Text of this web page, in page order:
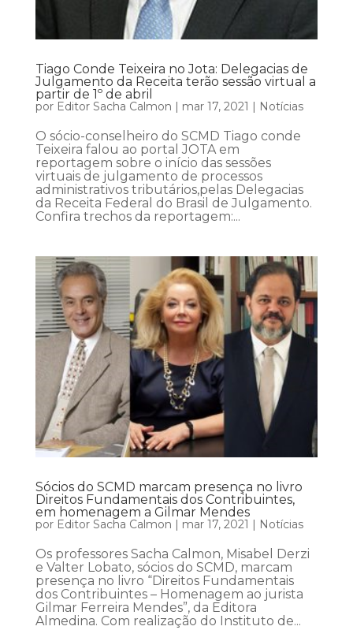
Tiago Conde Teixeira no Jota: Delegacias de
Julgamento da Receita terão sessão virtual a
partir de 1º de abril
por Editor Sacha Calmon | mar 17, 2021 | Notícias
O sócio-conselheiro do SCMD Tiago conde
Teixeira falou ao portal JOTA em
reportagem sobre o início das sessões
virtuais de julgamento de processos
administrativos tributários,pelas Delegacias
da Receita Federal do Brasil de Julgamento.
Confira trechos da reportagem:...
Sócios do SCMD marcam presença no livro
Direitos Fundamentais dos Contribuintes,
em homenagem a Gilmar Mendes
por Editor Sacha Calmon mar 17, 2021 Notícias
Os professores Sacha Calmon, Misabel Derzi
e Valter Lobato, sócios do SCMD, marcam
presença no livro “Direitos Fundamentais
dos Contribuintes – Homenagem ao jurista
Gilmar Ferreira Mendes”, da Editora
Almedina. Com realização do Instituto de...